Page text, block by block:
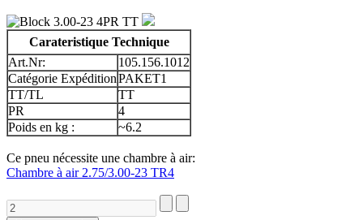
Carateristique Technique
Art.Nr:
105.156.1012
Catégorie ExpéditionPAKET1
TT/TL
TT
PR
4
Poids en kg :
~6.2
Ce pneu nécessite une chambre à air:
Chambre à air 2.75/3.00-23 TR4